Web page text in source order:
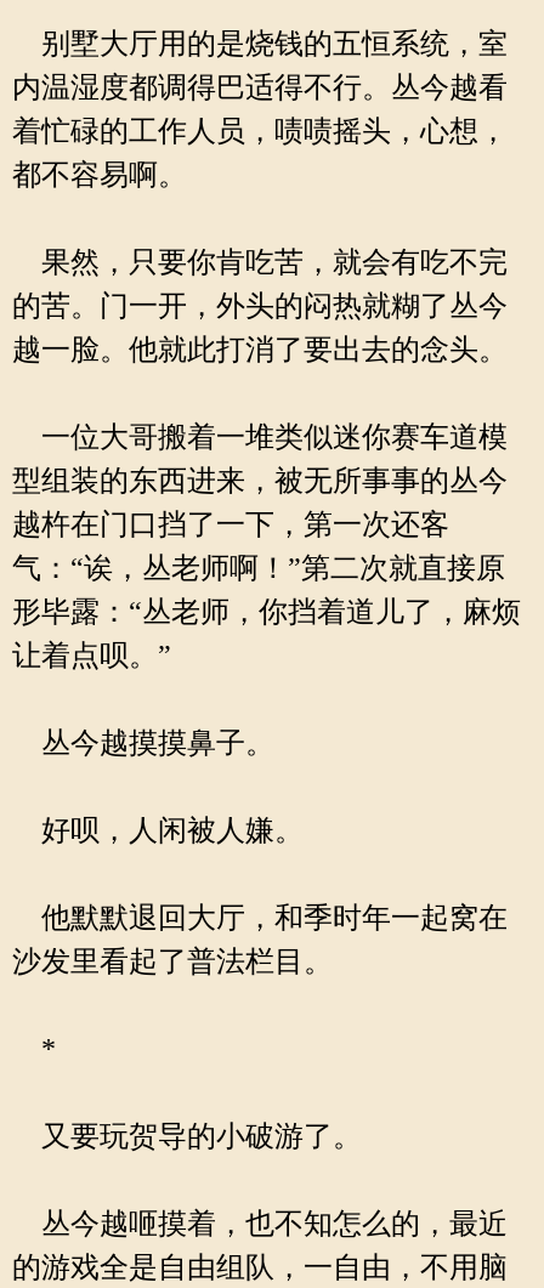
别墅大厅用的是烧钱的五恒系统，室
内温湿度都调得巴适得不行。丛今越看
着忙碌的工作人员，啧啧摇头，心想，
都不容易啊。
果然，只要你肯吃苦，就会有吃不完
的苦。门一开，外头的闷热就糊了丛今
越一脸。他就此打消了要出去的念头。
一位大哥搬着一堆类似迷你赛车道模
型组装的东西进来，被无所事事的丛今
越杵在门口挡了一下，第一次还客
气：“诶，丛老师啊！”第二次就直接原
形毕露：“丛老师，你挡着道儿了，麻烦
让着点呗。”
丛今越摸摸鼻子。
好呗，人闲被人嫌。
他默默退回大厅，和季时年一起窝在
沙发里看起了普法栏目。
*
又要玩贺导的小破游了。
丛今越咂摸着，也不知怎么的，最近
的游戏全是自由组队，一自由，不用脑